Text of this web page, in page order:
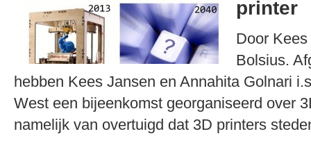
printer
Door
Bolsius.
hebben Kees Jansen en Annahita Golnari
West een bijeenkomst georganiseerd over
namelijk van overtuigd dat 3D printers